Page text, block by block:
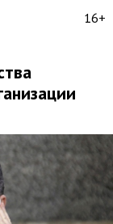
16+